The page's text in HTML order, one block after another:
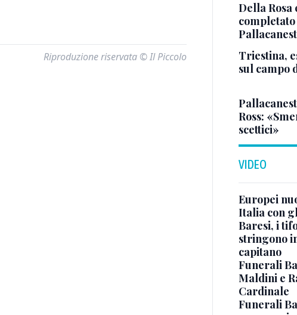
Riproduzione riservata © Il Piccolo
Della Rosa
Triestina,
sul campo
Ross:
scettici»
VIDEO
Europei
Italia con
Baresi, i
stringono
capitano
Funerali
Maldini e
Cardinale
Funerali